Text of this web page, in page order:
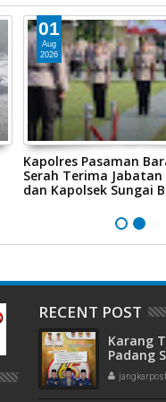
01
Aug
2026
Kapolres Pasaman
Serah Terima Jabatan
dan Kapolsek Sungai
RECENT POST
Karang
Padang
HUT ke-
jangkarpost